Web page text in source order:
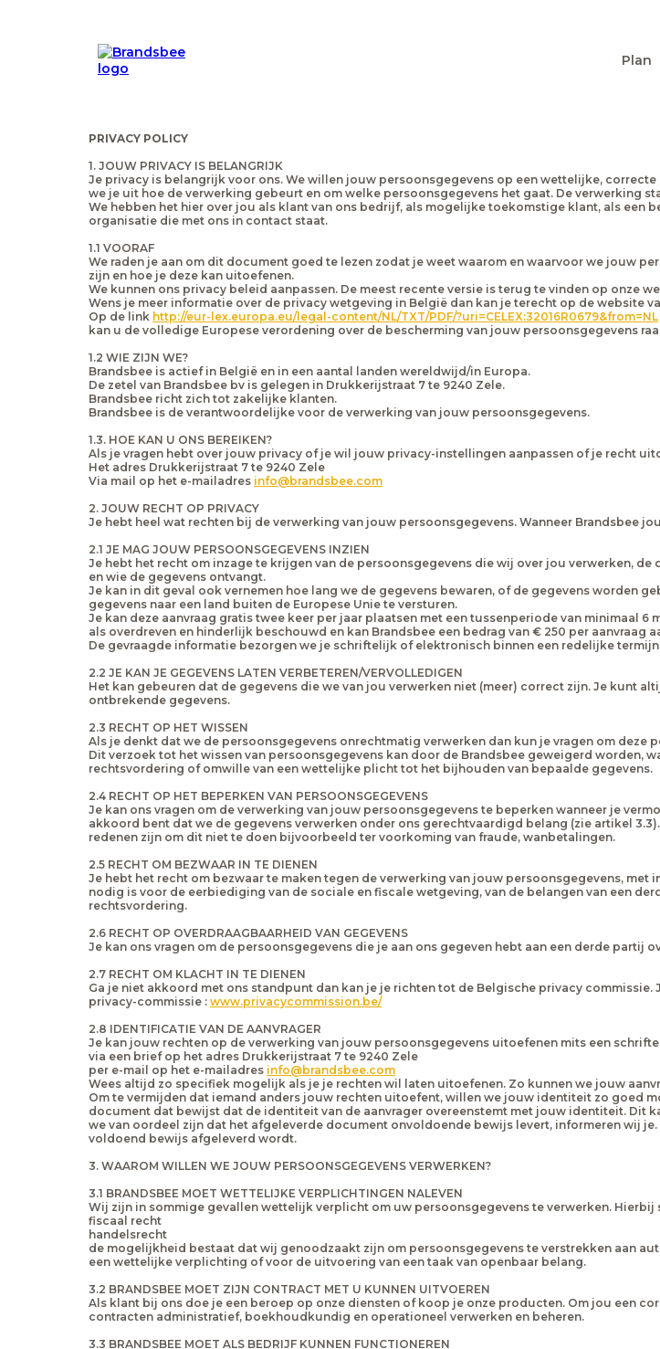
Plan
PRIVACY POLICY
1. JOUW PRIVACY IS BELANGRIJK
Je privacy is belangrijk voor ons. We willen jouw persoonsgegevens op een wettelijke,
we je uit hoe de verwerking gebeurt en om welke persoonsgegevens het gaat. De verwerking
We hebben het hier over jou als klant van ons bedrijf, als mogelijke toekomstige klant, als
organisatie die met ons in contact staat.
1.1 VOORAF
We raden je aan om dit document goed te lezen zodat je weet waarom en waarvoor we jouw
zijn en hoe je deze kan uitoefenen.
We kunnen ons privacy beleid aanpassen. De meest recente versie is terug te vinden op onze
Wens je meer informatie over de privacy wetgeving in België dan kan je terecht op de website
Op de link http://eur-lex.europa.eu/legal-content/NL/TXT/PDF/?uri=CELEX:32016R0679&from=NL
kan u de volledige Europese verordening over de bescherming van jouw persoonsgegevens
1.2 WIE ZIJN WE?
Brandsbee is actief in België en in een aantal landen wereldwijd/in Europa.
De zetel van Brandsbee bv is gelegen in Drukkerijstraat 7 te 9240 Zele.
Brandsbee richt zich tot zakelijke klanten.
Brandsbee is de verantwoordelijke voor de verwerking van jouw persoonsgegevens.
1.3. HOE KAN U ONS BEREIKEN?
Als je vragen hebt over jouw privacy of je wil jouw privacy-instellingen aanpassen of je recht
Het adres Drukkerijstraat 7 te 9240 Zele
Via mail op het e-mailadres info@brandsbee.com
2. JOUW RECHT OP PRIVACY
Je hebt heel wat rechten bij de verwerking van jouw persoonsgegevens. Wanneer Brandsbee
2.1 JE MAG JOUW PERSOONSGEGEVENS INZIEN
Je hebt het recht om inzage te krijgen van de persoonsgegevens die wij over jou verwerken,
en wie de gegevens ontvangt.
Je kan in dit geval ook vernemen hoe lang we de gegevens bewaren, of de gegevens worden
gegevens naar een land buiten de Europese Unie te versturen.
Je kan deze aanvraag gratis twee keer per jaar plaatsen met een tussenperiode van minimaal
als overdreven en hinderlijk beschouwd en kan Brandsbee een bedrag van € 250 per aanvraag
De gevraagde informatie bezorgen we je schriftelijk of elektronisch binnen een redelijke
2.2 JE KAN JE GEGEVENS LATEN VERBETEREN/VERVOLLEDIGEN
Het kan gebeuren dat de gegevens die we van jou verwerken niet (meer) correct zijn. Je kunt
ontbrekende gegevens.
2.3 RECHT OP HET WISSEN
Als je denkt dat we de persoonsgegevens onrechtmatig verwerken dan kun je vragen om deze
Dit verzoek tot het wissen van persoonsgegevens kan door de Brandsbee geweigerd
rechtsvordering of omwille van een wettelijke plicht tot het bijhouden van bepaalde gegevens.
2.4 RECHT OP HET BEPERKEN VAN PERSOONSGEGEVENS
Je kan ons vragen om de verwerking van jouw persoonsgegevens te beperken wanneer je
akkoord bent dat we de gegevens verwerken onder ons gerechtvaardigd belang (zie artikel
redenen zijn om dit niet te doen bijvoorbeeld ter voorkoming van fraude, wanbetalingen.
2.5 RECHT OM BEZWAAR IN TE DIENEN
Je hebt het recht om bezwaar te maken tegen de verwerking van jouw persoonsgegevens,
nodig is voor de eerbiediging van de sociale en fiscale wetgeving, van de belangen van een
rechtsvordering.
2.6 RECHT OP OVERDRAAGBAARHEID VAN GEGEVENS
Je kan ons vragen om de persoonsgegevens die je aan ons gegeven hebt aan een derde partij
2.7 RECHT OM KLACHT IN TE DIENEN
Ga je niet akkoord met ons standpunt dan kan je je richten tot de Belgische privacy
privacy-commissie : www.privacycommission.be/
2.8 IDENTIFICATIE VAN DE AANVRAGER
Je kan jouw rechten op de verwerking van jouw persoonsgegevens uitoefenen mits een
via een brief op het adres Drukkerijstraat 7 te 9240 Zele
per e-mail op het e-mailadres info@brandsbee.com
Wees altijd zo specifiek mogelijk als je je rechten wil laten uitoefenen. Zo kunnen we jouw
Om te vermijden dat iemand anders jouw rechten uitoefent, willen we jouw identiteit zo goed
document dat bewijst dat de identiteit van de aanvrager overeenstemt met jouw identiteit. Dit
we van oordeel zijn dat het afgeleverde document onvoldoende bewijs levert, informeren wij
voldoend bewijs afgeleverd wordt.
3. WAAROM WILLEN WE JOUW PERSOONSGEGEVENS VERWERKEN?
3.1 BRANDSBEE MOET WETTELIJKE VERPLICHTINGEN NALEVEN
Wij zijn in sommige gevallen wettelijk verplicht om uw persoonsgegevens te verwerken. Hierbij
fiscaal recht
handelsrecht
de mogelijkheid bestaat dat wij genoodzaakt zijn om persoonsgegevens te verstrekken aan
een wettelijke verplichting of voor de uitvoering van een taak van openbaar belang.
3.2 BRANDSBEE MOET ZIJN CONTRACT MET U KUNNEN UITVOEREN
Als klant bij ons doe je een beroep op onze diensten of koop je onze producten. Om jou een
contracten administratief, boekhoudkundig en operationeel verwerken en beheren.
3.3 BRANDSBEE MOET ALS BEDRIJF KUNNEN FUNCTIONEREN